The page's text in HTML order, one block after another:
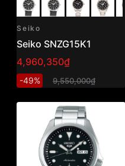
Seiko
Seiko SNZG15K1
4,960,350₫
-49% 9,550,000₫